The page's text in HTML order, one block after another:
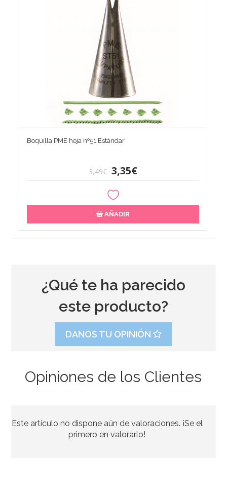
Boquilla PME hoja nº51 Estándar
3,49€ 3,35€
AÑADIR
12,95€
¿Qué te ha parecido
este producto?
DANOS TU OPINIÓN
Opiniones de los Clientes
Este artículo no dispone aún de valoraciones. ¡Se el
primero en valorarlo!